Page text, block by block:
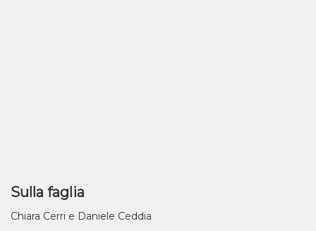
Sulla faglia
Chiara Cerri e Daniele Ceddia